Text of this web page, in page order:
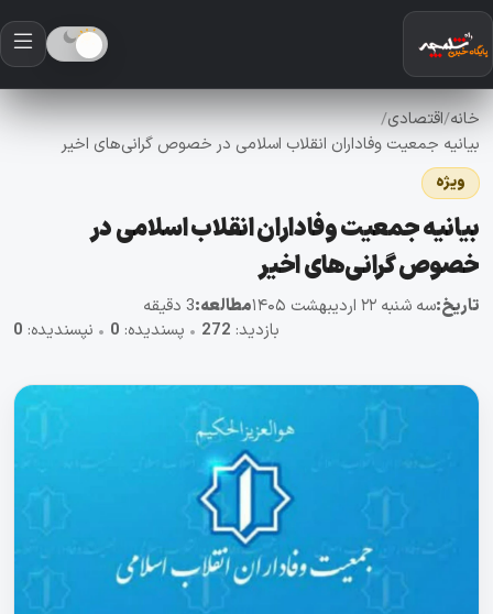
خانه/اقتصادی/
بیانیه جمعیت وفاداران انقلاب اسلامی در خصوص گرانی‌های اخیر
ویژه
بیانیه جمعیت وفاداران انقلاب اسلامی در
خصوص گرانی‌های اخیر
تاریخ:سه شنبه ۲۲ اردیبهشت ۱۴۰۵ مطالعه:3 دقیقه
بازدید: 272
• پسندیده: 0
• نپسندیده: 0